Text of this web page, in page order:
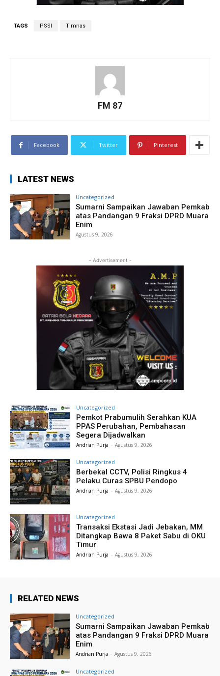
TAGS PSSI Timnas
FM 87
Facebook Twitter Pinterest
LATEST NEWS
Uncategorized
Sumarni Sampaikan Jawaban Pemkab
atas Pandangan 9 Fraksi DPRD Muara
Enim
Agustus 9, 2026
- Advertisement -
Uncategorized
Pemkot Prabumulih Serahkan KUA
PPAS Perubahan, Pembahasan
Segera Dijadwalkan
Andrian Purja - Agustus 9, 2026
Uncategorized
Berbekal CCTV, Polisi Ringkus 4
Pelaku Curas SPBU Pendopo
Andrian Purja - Agustus 9, 2026
Uncategorized
Transaksi Ekstasi Jadi Jebakan, MM
Ditangkap Bawa 8 Paket Sabu di OKU
Timur
Andrian Purja - Agustus 9, 2026
RELATED NEWS
Uncategorized
Sumarni Sampaikan Jawaban Pemkab
atas Pandangan 9 Fraksi DPRD Muara
Enim
Andrian Purja - Agustus 9, 2026
Uncategorized